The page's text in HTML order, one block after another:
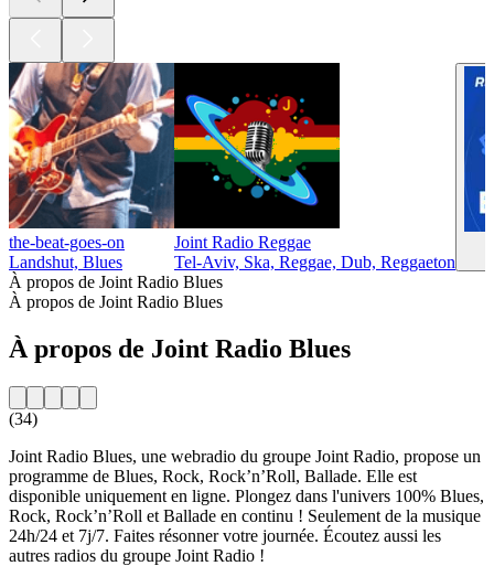
the-beat-goes-on
Landshut, Blues
Joint Radio Reggae
Tel-Aviv, Ska, Reggae, Dub, Reggaeton
À propos de Joint Radio Blues
À propos de Joint Radio Blues
À propos de Joint Radio Blues
(34)
Joint Radio Blues, une webradio du groupe Joint Radio, propose un
programme de Blues, Rock, Rock’n’Roll, Ballade. Elle est
disponible uniquement en ligne. Plongez dans l'univers 100% Blues,
Rock, Rock’n’Roll et Ballade en continu ! Seulement de la musique
24h/24 et 7j/7. Faites résonner votre journée. Écoutez aussi les
autres radios du groupe Joint Radio !